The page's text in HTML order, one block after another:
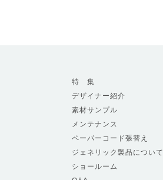
特 集
デザイナー紹介
素材サンプル
メンテナンス
ペーパーコード張替え
ジェネリック製品について
ショールーム